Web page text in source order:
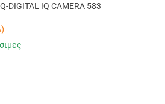
DIGITAL IQ CAMERA 583